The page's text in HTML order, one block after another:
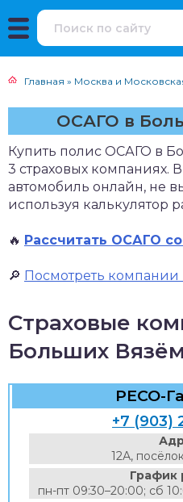
Главная » Москва и
ОСАГО в
Купить полис ОСАГО в
3 страховых компаниях.
автомобиль онлайн, не
используя калькулятор
🔥 Рассчитать ОСАГО
🔎 Посмотреть компании
Страховые
Больших Вязём
РЕСО-
+7 (903)
12А,
График
пн-пт 09:30–20:00; сб